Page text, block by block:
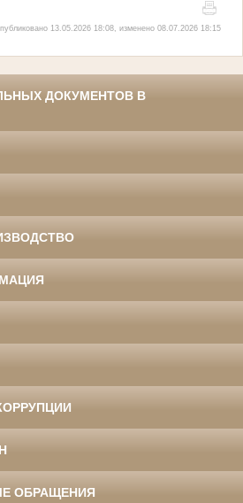
13.05.2026 18:08, изменено 08.07.2026 18:15
ДОКУМЕНТОВ В
ОБРАЩЕНИЯ